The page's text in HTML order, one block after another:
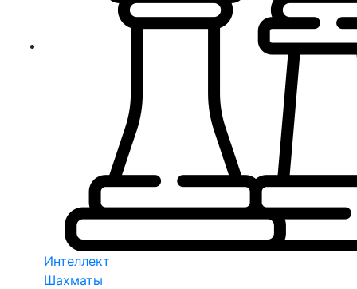
Интеллект
Шахматы